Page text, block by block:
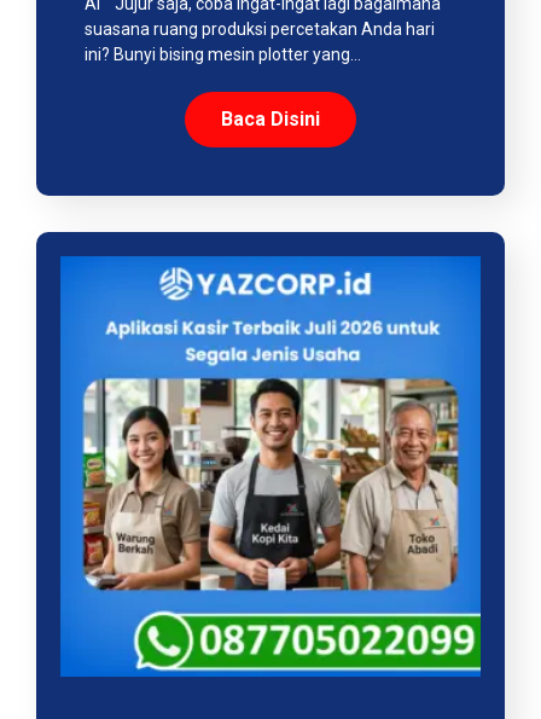
AI Jujur saja, coba ingat-ingat lagi bagaimana
suasana ruang produksi percetakan Anda hari
ini? Bunyi bising mesin plotter yang…
Baca Disini